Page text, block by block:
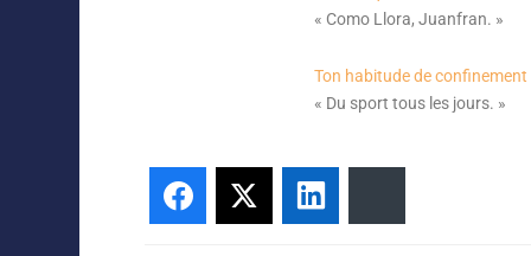
« Como Llora, Juanfran. »
Ton habitude de confinement
« Du sport tous les jours. »
Facebook
Twitter